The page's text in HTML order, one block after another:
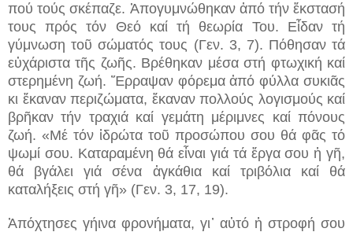
πού τούς σκέπαζε. Ἀπογυμνώθηκαν ἀπό τήν ἔκστασή
τους πρός τόν Θεό καί τή θεωρία Του. Εἶδαν τή
γύμνωση τοῦ σώματός τους (Γεν. 3, 7). Πόθησαν τά
εὐχάριστα τῆς ζωῆς. Βρέθηκαν μέσα στή φτωχική καί
στερημένη ζωή. Ἔρραψαν φόρεμα ἀπό φύλλα συκιᾶς
κι ἔκαναν περιζώματα, ἔκαναν πολλούς λογισμούς καί
βρῆκαν τήν τραχιά καί γεμάτη μέριμνες καί πόνους
ζωή. «Μέ τόν ἱδρώτα τοῦ προσώπου σου θά φᾶς τό
ψωμί σου. Καταραμένη θά εἶναι γιά τά ἔργα σου ἡ γῆ,
θά βγάλει γιά σένα ἀγκάθια καί τριβόλια καί θά
καταλήξεις στή γῆ» (Γεν. 3, 17, 19).
Ἀπόχτησες γήινα φρονήματα, γι᾽ αὐτό ἡ στροφή σου